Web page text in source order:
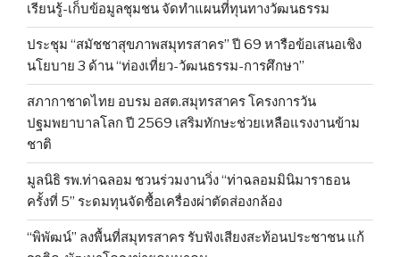
เรียนรู้-เก็บข้อมูลชุมชน จัดทำแผนที่ทุนทางวัฒนธรรม
ประชุม “สมัชชาสุขภาพสมุทรสาคร” ปี 69 หารือข้อเสนอเชิง
นโยบาย 3 ด้าน “ท่องเที่ยว-วัฒนธรรม-การศึกษา”
สภากาชาดไทย อบรม อสต.สมุทรสาคร โครงการวัน
ปฐมพยาบาลโลก ปี 2569 เสริมทักษะช่วยเหลือแรงงานข้าม
ชาติ
มูลนิธิ รพ.ท่าฉลอม ชวนร่วมงานวิ่ง “ท่าฉลอมมินิมาราธอน
ครั้งที่ 5” ระดมทุนจัดซื้อเครื่องผ่าตัดส่องกล้อง
“พิพัฒน์” ลงพื้นที่สมุทรสาคร รับฟังเสียงสะท้อนประชาชน แก้